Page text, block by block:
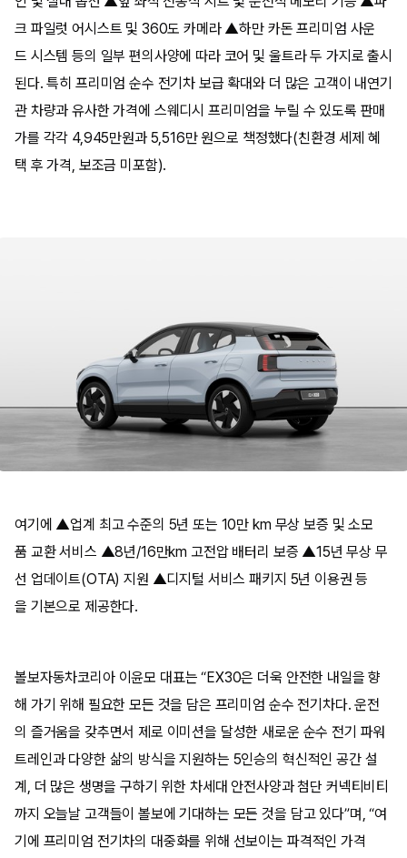
크 파일럿 어시스트 및 360도 카메라 ▲하만 카돈 프리미엄 사운
드 시스템 등의 일부 편의사양에 따라 코어 및 울트라 두 가지로 출시
된다. 특히 프리미엄 순수 전기차 보급 확대와 더 많은 고객이 내연기
관 차량과 유사한 가격에 스웨디시 프리미엄을 누릴 수 있도록 판매
가를 각각 4,945만원과 5,516만 원으로 책정했다(친환경 세제 혜
택 후 가격, 보조금 미포함).
여기에 ▲업계 최고 수준의 5년 또는 10만 km 무상 보증 및 소모
품 교환 서비스 ▲8년/16만km 고전압 배터리 보증 ▲15년 무상 무
선 업데이트(OTA) 지원 ▲디지털 서비스 패키지 5년 이용권 등
을 기본으로 제공한다.
볼보자동차코리아 이윤모 대표는 “EX30은 더욱 안전한 내일을 향
해 가기 위해 필요한 모든 것을 담은 프리미엄 순수 전기차다. 운전
의 즐거움을 갖추면서 제로 이미션을 달성한 새로운 순수 전기 파워
트레인과 다양한 삶의 방식을 지원하는 5인승의 혁신적인 공간 설
계, 더 많은 생명을 구하기 위한 차세대 안전사양과 첨단 커넥티비티
까지 오늘날 고객들이 볼보에 기대하는 모든 것을 담고 있다”며, “여
기에 프리미엄 전기차의 대중화를 위해 선보이는 파격적인 가격